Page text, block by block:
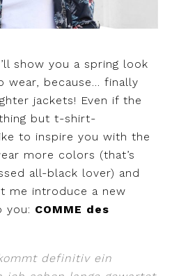
show you a spring look
wear, because… finally
jackets! Even if the
but t-shirt-
to inspire you with the
more colors (that’s
all-black lover) and
me introduce a new
you: COMME des
definitiv ein